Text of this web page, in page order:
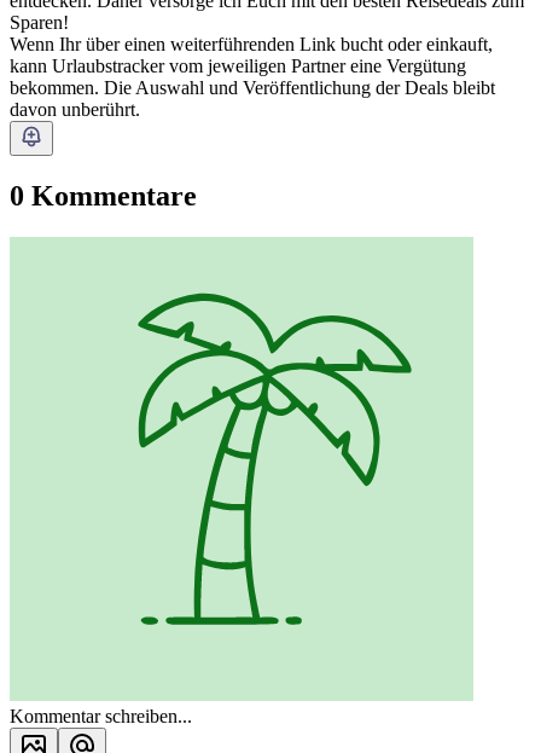
Sparen!
Wenn Ihr über einen weiterführenden Link bucht oder einkauft,
kann Urlaubstracker vom jeweiligen Partner eine Vergütung
bekommen. Die Auswahl und Veröffentlichung der Deals bleibt
davon unberührt.
0 Kommentare
Kommentar schreiben...